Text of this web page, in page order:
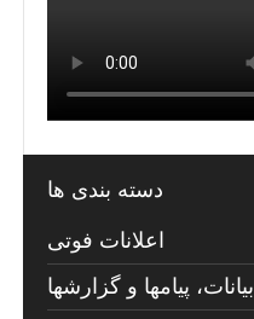
دسته بندی ها
اعلانات فوتی
بیانات، پیامها و گزارشها